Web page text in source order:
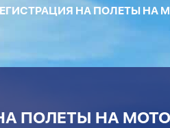
НА ПОЛЕТЫ НА
ПОЛЕТЫ НА